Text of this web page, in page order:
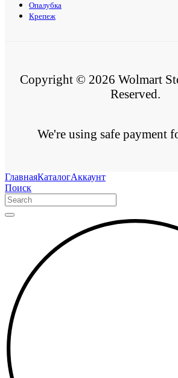
Опалубка
Крепеж
Copyright © 2026 Wolmart
Reserved.
We're using safe payment
ГлавнаяКаталогАккаунт
Поиск